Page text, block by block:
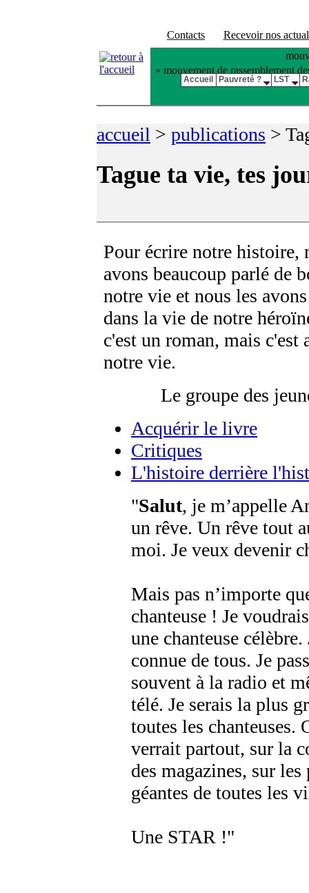
Contacts
Recevoir nos
» mouvement de rassemblement
accueil > publications >
Tague ta vie, tes
Pour écrire notre histoire,
avons beaucoup parlé de
notre vie et nous les
dans la vie de notre
c'est un roman, mais c'est
notre vie.
Le groupe des
Acquérir le livre
Critiques
L'histoire derrière
Salut, je m’appelle
un rêve. Un rêve tout
moi. Je veux devenir
Mais pas n’importe
chanteuse ! Je
une chanteuse célèbre.
connue de tous. Je
souvent à la radio et
télé. Je serais la plus
toutes les chanteuses.
verrait partout, sur la
des magazines, sur
géantes de toutes les
Une STAR !
Accueil Pauvreté ? LST